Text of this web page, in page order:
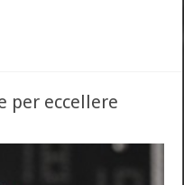
per eccellere